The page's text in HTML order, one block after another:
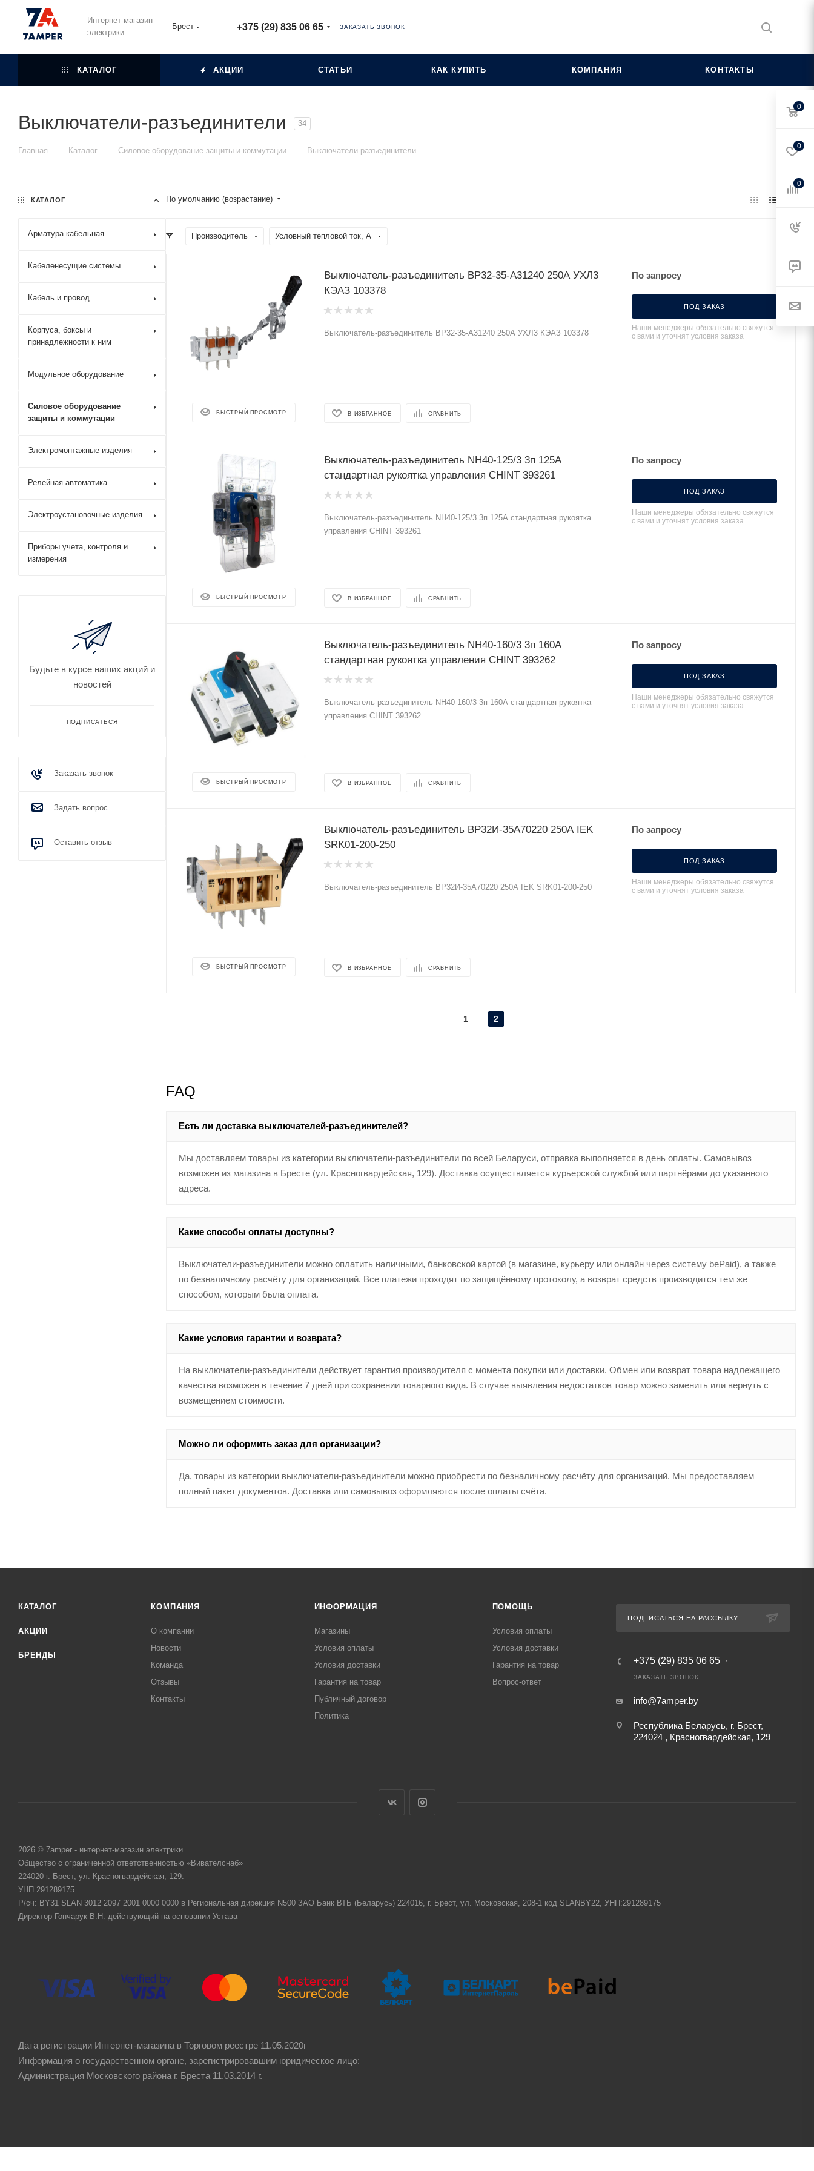
Интернет-магазин
электрики
Брест +375 (29) 835 06 65 ЗАКАЗАТЬ ЗВОНОК
КАТАЛОГ АКЦИИ СТАТЬИ КАК КУПИТЬ КОМПАНИЯ КОНТАКТЫ
Выключатели-разъединители 34
Главная — Каталог — Силовое оборудование защиты и коммутации — Выключатели-разъединители
По умолчанию (возрастание)
Производитель Условный тепловой ток, А
БЫСТРЫЙ ПРОСМОТР
Выключатель-разъединитель ВР32-35-А31240 250А УХЛ3
КЭАЗ 103378
Выключатель-разъединитель ВР32-35-А31240 250А УХЛ3 КЭАЗ 103378
В ИЗБРАННОЕ СРАВНИТЬ
По запросу
ПОД ЗАКАЗ
Наши менеджеры обязательно свяжутся
с вами и уточнят условия заказа
БЫСТРЫЙ ПРОСМОТР
Выключатель-разъединитель NH40-125/3 3п 125А
стандартная рукоятка управления CHINT 393261
Выключатель-разъединитель NH40-125/3 3п 125А стандартная рукоятка
управления CHINT 393261
В ИЗБРАННОЕ СРАВНИТЬ
По запросу
ПОД ЗАКАЗ
Наши менеджеры обязательно свяжутся
с вами и уточнят условия заказа
БЫСТРЫЙ ПРОСМОТР
Выключатель-разъединитель NH40-160/3 3п 160А
стандартная рукоятка управления CHINT 393262
Выключатель-разъединитель NH40-160/3 3п 160А стандартная рукоятка
управления CHINT 393262
В ИЗБРАННОЕ СРАВНИТЬ
По запросу
ПОД ЗАКАЗ
Наши менеджеры обязательно свяжутся
с вами и уточнят условия заказа
БЫСТРЫЙ ПРОСМОТР
Выключатель-разъединитель ВР32И-35А70220 250А IEK
SRK01-200-250
Выключатель-разъединитель ВР32И-35А70220 250А IEK SRK01-200-250
В ИЗБРАННОЕ СРАВНИТЬ
По запросу
ПОД ЗАКАЗ
Наши менеджеры обязательно свяжутся
с вами и уточнят условия заказа
1 2
FAQ
Есть ли доставка выключателей-разъединителей?
Мы доставляем товары из категории выключатели-разъединители по всей Беларуси, отправка выполняется в день оплаты. Самовывоз
возможен из магазина в Бресте (ул. Красногвардейская, 129). Доставка осуществляется курьерской службой или партнёрами до указанного
адреса.
Какие способы оплаты доступны?
Выключатели-разъединители можно оплатить наличными, банковской картой (в магазине, курьеру или онлайн через систему bePaid), а также
по безналичному расчёту для организаций. Все платежи проходят по защищённому протоколу, а возврат средств производится тем же
способом, которым была оплата.
Какие условия гарантии и возврата?
На выключатели-разъединители действует гарантия производителя с момента покупки или доставки. Обмен или возврат товара надлежащего
качества возможен в течение 7 дней при сохранении товарного вида. В случае выявления недостатков товар можно заменить или вернуть с
возмещением стоимости.
Можно ли оформить заказ для организации?
Да, товары из категории выключатели-разъединители можно приобрести по безналичному расчёту для организаций. Мы предоставляем
полный пакет документов. Доставка или самовывоз оформляются после оплаты счёта.
КАТАЛОГ
Арматура кабельная
Кабеленесущие системы
Кабель и провод
Корпуса, боксы и
принадлежности к ним
Модульное оборудование
Силовое оборудование
защиты и коммутации
Электромонтажные изделия
Релейная автоматика
Электроустановочные изделия
Приборы учета, контроля и
измерения
Будьте в курсе наших акций и
новостей
ПОДПИСАТЬСЯ
Заказать звонок
Задать вопрос
Оставить отзыв
КАТАЛОГ
АКЦИИ
БРЕНДЫ
КОМПАНИЯ
О компании
Новости
Команда
Отзывы
Контакты
ИНФОРМАЦИЯ
Магазины
Условия оплаты
Условия доставки
Гарантия на товар
Публичный договор
Политика
ПОМОЩЬ
Условия оплаты
Условия доставки
Гарантия на товар
Вопрос-ответ
ПОДПИСАТЬСЯ НА РАССЫЛКУ
+375 (29) 835 06 65
ЗАКАЗАТЬ ЗВОНОК
info@7amper.by
Республика Беларусь, г. Брест,
224024 , Красногвардейская, 129
2026 © 7amper - интернет-магазин электрики
Общество с ограниченной ответственностью «Вивателснаб»
224020 г. Брест, ул. Красногвардейская, 129.
УНП 291289175
Р/сч: BY31 SLAN 3012 2097 2001 0000 0000 в Региональная дирекция N500 ЗАО Банк ВТБ (Беларусь) 224016, г. Брест, ул. Московская, 208-1 код SLANBY22, УНП:291289175
Директор Гончарук В.Н. действующий на основании Устава
Дата регистрации Интернет-магазина в Торговом реестре 11.05.2020г
Информация о государственном органе, зарегистрировавшим юридическое лицо:
Администрация Московского района г. Бреста 11.03.2014 г.
0
0
0